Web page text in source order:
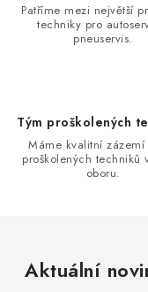
v
Patříme mezi největší
techniky pro
pneuservis.
Tým proškolených
Máme kvalitní zázemí
proškolených techniků
oboru.
Aktuální